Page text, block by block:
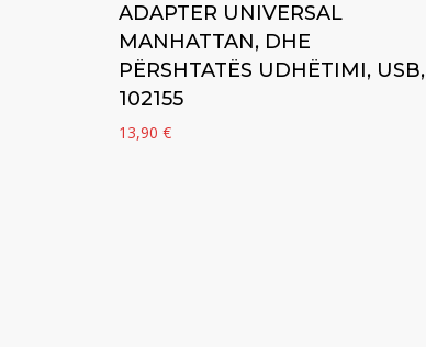
ADAPTER UNIVERSAL
MANHATTAN, DHE
PËRSHTATËS UDHËTIMI, USB,
102155
13,90 €